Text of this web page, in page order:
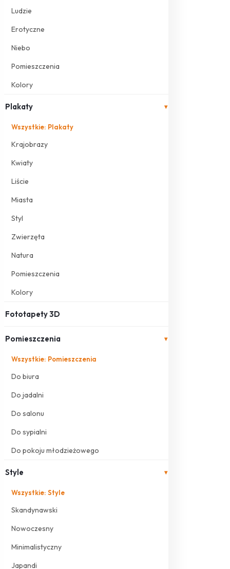
Ludzie
Erotyczne
Niebo
Pomieszczenia
Kolory
Plakaty ▾
Wszystkie: Plakaty
Krajobrazy
Kwiaty
Liście
Miasta
Styl
Zwierzęta
Natura
Pomieszczenia
Kolory
Fototapety 3D
Pomieszczenia ▾
Wszystkie: Pomieszczenia
Do biura
Do jadalni
Do salonu
Do sypialni
Do pokoju młodzieżowego
Style ▾
Wszystkie: Style
Skandynawski
Nowoczesny
Minimalistyczny
Japandi